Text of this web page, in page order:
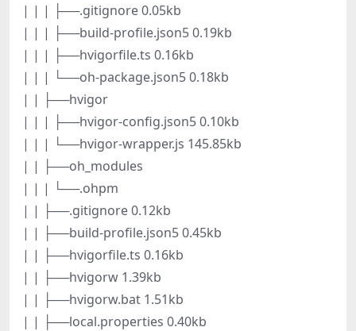
| | | ├──.gitignore 0.05kb
| | | ├──build-profile.json5 0.19kb
| | | ├──hvigorfile.ts 0.16kb
| | | └──oh-package.json5 0.18kb
| | ├──hvigor
| | | ├──hvigor-config.json5 0.10kb
| | | └──hvigor-wrapper.js 145.85kb
| | ├──oh_modules
| | | └──.ohpm
| | ├──.gitignore 0.12kb
| | ├──build-profile.json5 0.45kb
| | ├──hvigorfile.ts 0.16kb
| | ├──hvigorw 1.39kb
| | ├──hvigorw.bat 1.51kb
| | ├──local.properties 0.40kb